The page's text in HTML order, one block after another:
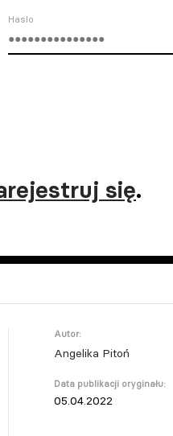
Haslo
się.
Autor:
Angelika Pitoń
Data publikacji oryginału:
05.04.2022